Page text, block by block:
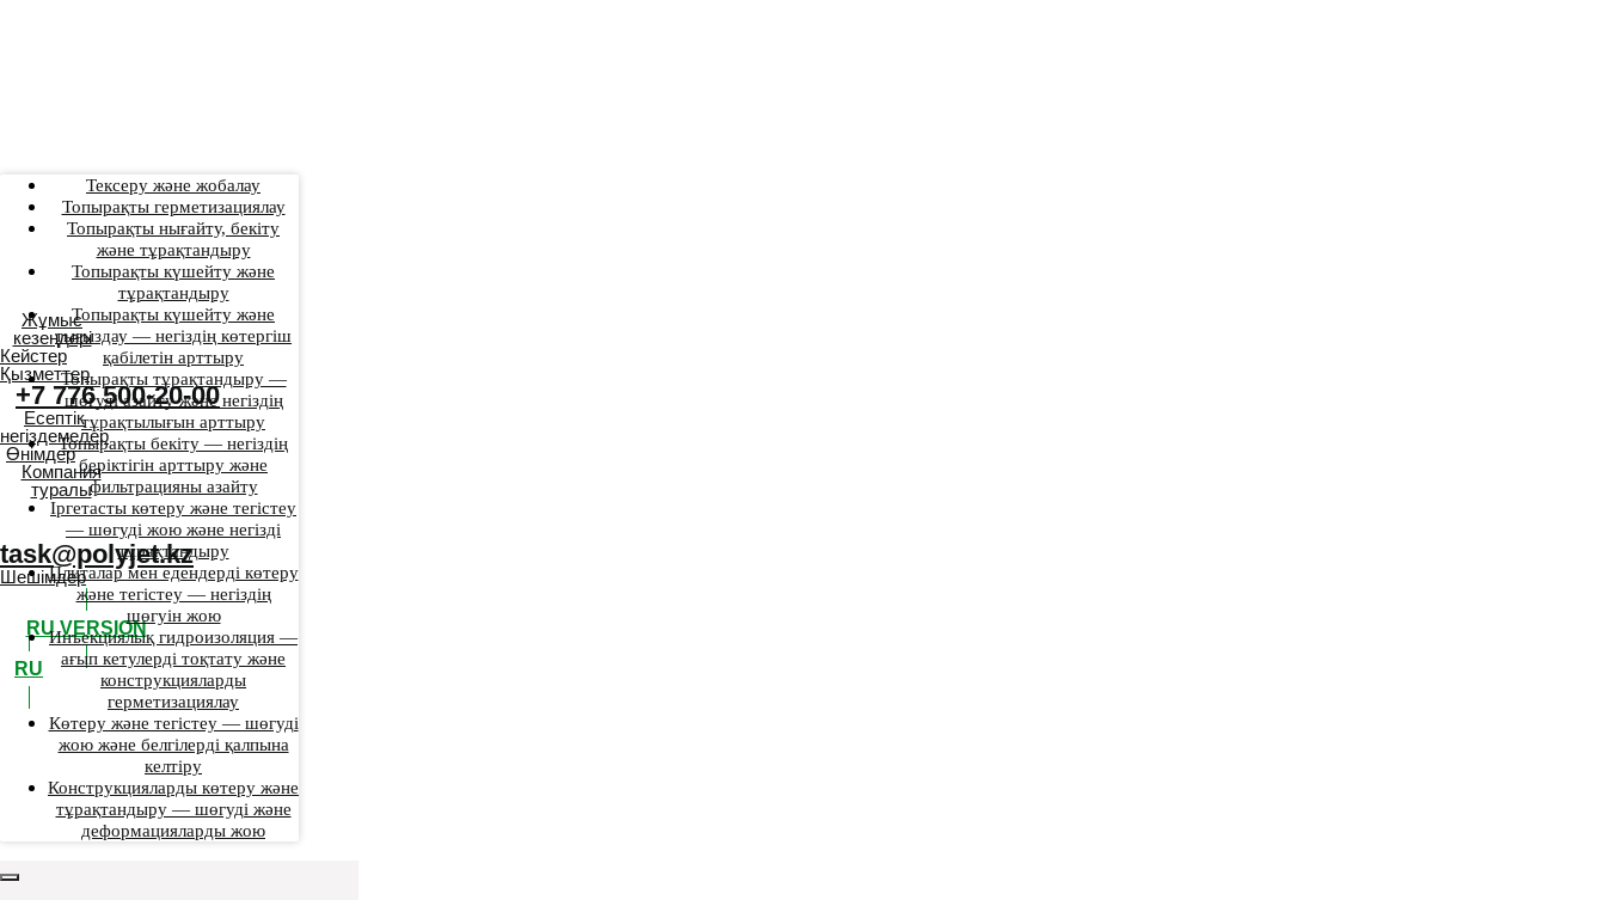
Жұмыс
кезеңдері
Кейстер
Қызметтер
+7 776 500-20-00
Есептік
негіздемелер
Өнімдер
Компания
туралы
task@polyjet.kz
Шешімдер
RU VERSION
RU
Тексеру және жобалау
Топырақты герметизациялау
Топырақты нығайту, бекіту
және тұрақтандыру
Топырақты күшейту және
тұрақтандыру
Топырақты күшейту және
тығыздау — негіздің көтергіш
қабілетін арттыру
Топырақты тұрақтандыру —
шөгуді азайту және негіздің
тұрақтылығын арттыру
Топырақты бекіту — негіздің
беріктігін арттыру және
фильтрацияны азайту
Іргетасты көтеру және тегістеу
— шөгуді жою және негізді
тұрақтандыру
Плиталар мен едендерді көтеру
және тегістеу — негіздің
шөгуін жою
Инъекциялық гидроизоляция —
ағып кетулерді тоқтату және
конструкцияларды
герметизациялау
Көтеру және тегістеу — шөгуді
жою және белгілерді қалпына
келтіру
Конструкцияларды көтеру және
тұрақтандыру — шөгуді және
деформацияларды жою